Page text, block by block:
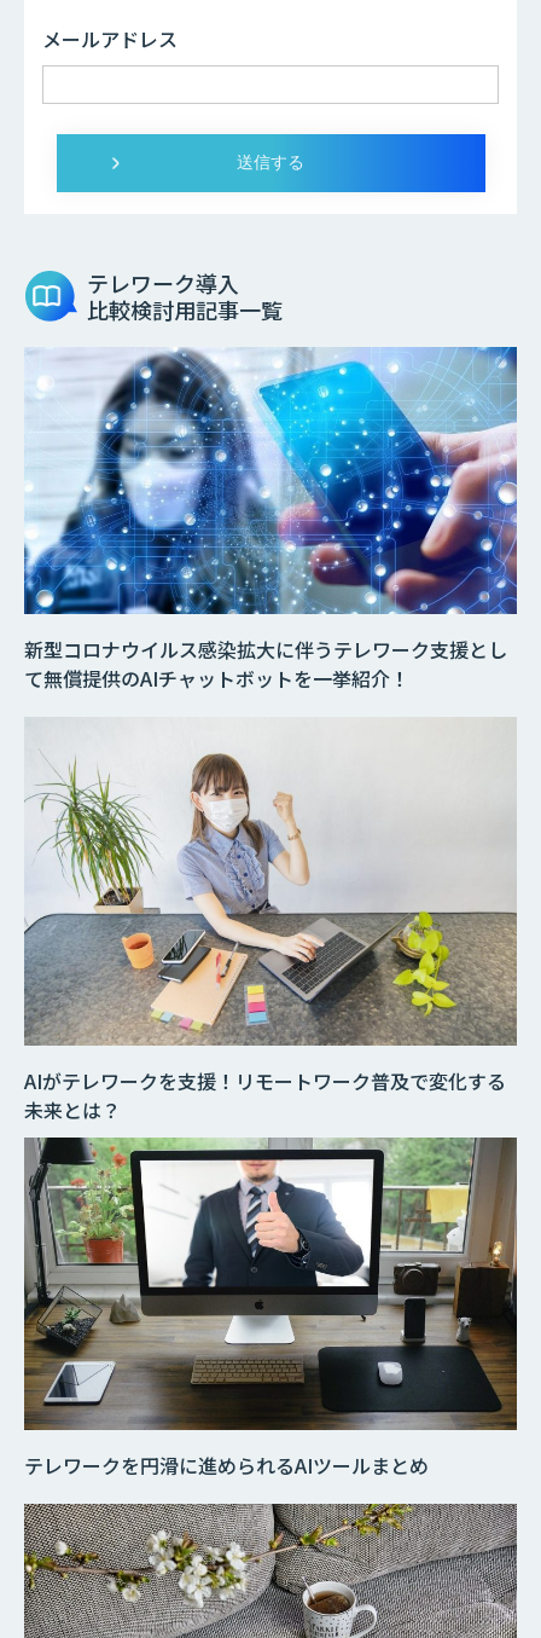
メールアドレス
テレワーク導入
比較検討用記事一覧
テレワークを円滑に進められるAIツールまとめ
新型コロナウイルス感染拡大に伴うテレワーク支援とし
て無償提供のAIチャットボットを一挙紹介！
AIがテレワークを支援！リモートワーク普及で変化する
未来とは？